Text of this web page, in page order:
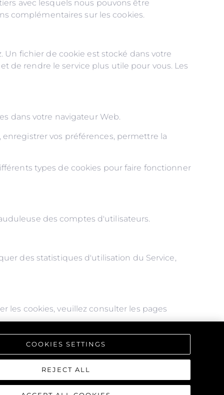
avec lesquels nous pouvons être
complémentaires sur les cookies.
Un fichier de cookie est stocké dans votre
de rendre le service plus utile pour vous. Les
dans votre navigateur Web.
enregistrer vos préférences, permettre la
types de cookies pour faire fonctionner
des comptes d'utilisateurs.
des statistiques d'utilisation du Service,
les cookies, veuillez consulter les pages
être pas utiliser toutes les fonctionnalités
pourraient ne pas s'afficher correctement.
COOKIES SETTINGS
REJECT ALL